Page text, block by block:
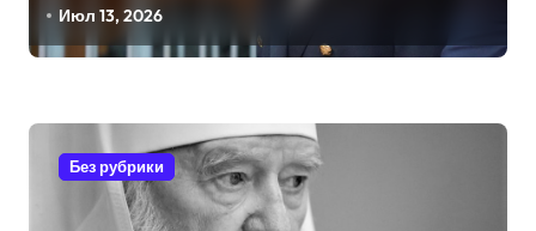
п
с
Июл 13, 2026
Без рубрики